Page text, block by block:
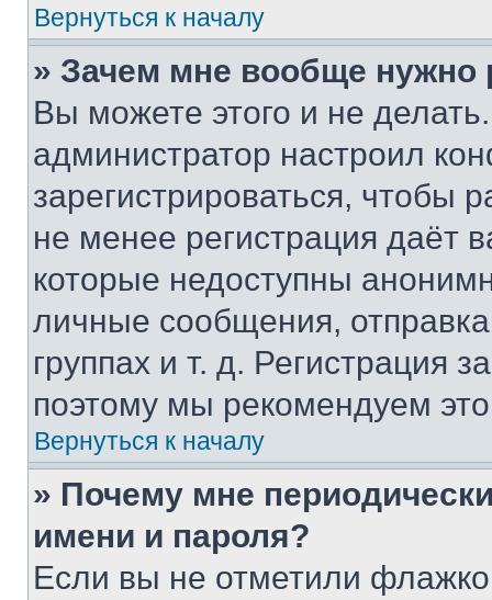
Вернуться к началу
» Зачем мне вообще нужно
Вы можете этого и не
администратор настроил
зарегистрироваться, чтобы
не менее регистрация даёт
которые недоступны
личные сообщения,
группах и т. д. Регистрация
поэтому мы рекомендуем
Вернуться к началу
» Почему мне
имени и пароля?
Если вы не отметили